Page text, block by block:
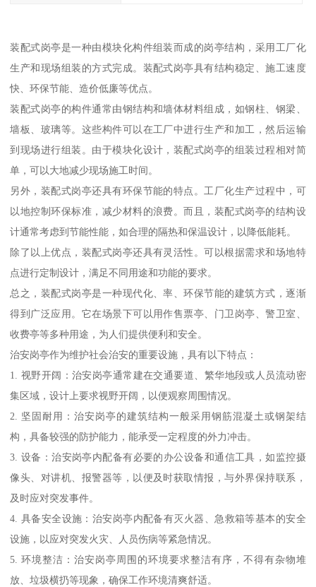
装配式岗亭是一种由模块化构件组装而成的岗亭结构，采用工厂化
生产和现场组装的方式完成。装配式岗亭具有结构稳定、施工速度
快、环保节能、造价低廉等优点。
装配式岗亭的构件通常由钢结构和墙体材料组成，如钢柱、钢梁、
墙板、玻璃等。这些构件可以在工厂中进行生产和加工，然后运输
到现场进行组装。由于模块化设计，装配式岗亭的组装过程相对简
单，可以大地减少现场施工时间。
另外，装配式岗亭还具有环保节能的特点。工厂化生产过程中，可
以地控制环保标准，减少材料的浪费。而且，装配式岗亭的结构设
计通常考虑到节能性能，如合理的隔热和保温设计，以降低能耗。
除了以上优点，装配式岗亭还具有灵活性。可以根据需求和场地特
点进行定制设计，满足不同用途和功能的要求。
总之，装配式岗亭是一种现代化、率、环保节能的建筑方式，逐渐
得到广泛应用。它在场景下可以用作售票亭、门卫岗亭、警卫室、
收费亭等多种用途，为人们提供便利和安全。
治安岗亭作为维护社会治安的重要设施，具有以下特点：
1. 视野开阔：治安岗亭通常建在交通要道、繁华地段或人员流动密
集区域，设计上要求视野开阔，以便观察周围情况。
2. 坚固耐用：治安岗亭的建筑结构一般采用钢筋混凝土或钢架结
构，具备较强的防护能力，能承受一定程度的外力冲击。
3. 设备：治安岗亭内配备有必要的办公设备和通信工具，如监控摄
像头、对讲机、报警器等，以便及时获取情报，与外界保持联系，
及时应对突发事件。
4. 具备安全设施：治安岗亭内配备有灭火器、急救箱等基本的安全
设施，以应对突发火灾、人员伤病等紧急情况。
5. 环境整洁：治安岗亭周围的环境要求整洁有序，不得有杂物堆
放、垃圾横扔等现象，确保工作环境清爽舒适。